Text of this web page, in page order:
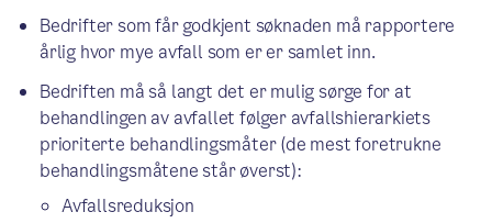
Bedrifter som får godkjent søknaden må rapportere
årlig hvor mye avfall som er er samlet inn.
Bedriften må så langt det er mulig sørge for at
behandlingen av avfallet følger avfallshierarkiets
prioriterte behandlingsmåter (de mest foretrukne
behandlingsmåtene står øverst):
Avfallsreduksjon